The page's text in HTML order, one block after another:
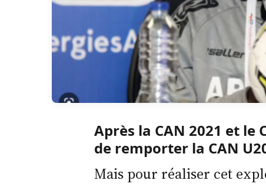
Après la CAN 2021 et le
de remporter la CAN
Mais pour réaliser cet